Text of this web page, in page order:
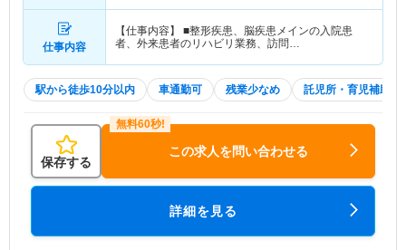
仕事内容
【仕事内容】 ■整形疾患、脳疾患メインの入院患
者、外来患者のリハビリ業務、訪問…
駅から徒歩10分以内 車通勤可 残業少なめ 託児所・育児補助
保存する
この求人を問い合わせる
詳細を見る